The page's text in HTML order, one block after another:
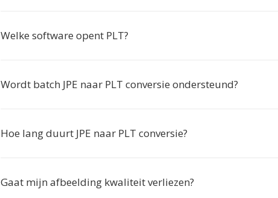
Welke software opent PLT?
Wordt batch JPE naar PLT conversie ondersteund?
Hoe lang duurt JPE naar PLT conversie?
Gaat mijn afbeelding kwaliteit verliezen?